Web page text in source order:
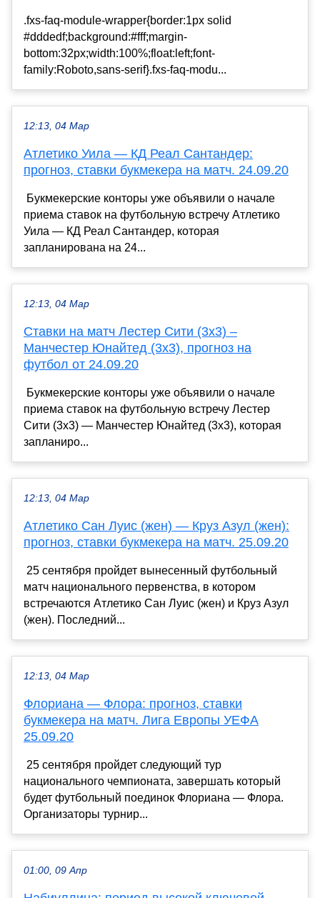
.fxs-faq-module-wrapper{border:1px solid
#dddedf;background:#fff;margin-
bottom:32px;width:100%;float:left;font-
family:Roboto,sans-serif}.fxs-faq-modu...
12:13, 04 Мар
Атлетико Уила — КД Реал Сантандер:
прогноз, ставки букмекера на матч. 24.09.20
Букмекерские конторы уже объявили о начале
приема ставок на футбольную встречу Атлетико
Уила — КД Реал Сантандер, которая
запланирована на 24...
12:13, 04 Мар
Ставки на матч Лестер Сити (3х3) –
Манчестер Юнайтед (3х3), прогноз на
футбол от 24.09.20
Букмекерские конторы уже объявили о начале
приема ставок на футбольную встречу Лестер
Сити (3х3) — Манчестер Юнайтед (3х3), которая
запланиро...
12:13, 04 Мар
Атлетико Сан Луис (жен) — Круз Азул (жен):
прогноз, ставки букмекера на матч. 25.09.20
25 сентября пройдет вынесенный футбольный
матч национального первенства, в котором
встречаются Атлетико Сан Луис (жен) и Круз Азул
(жен). Последний...
12:13, 04 Мар
Флориана — Флора: прогноз, ставки
букмекера на матч. Лига Европы УЕФА
25.09.20
25 сентября пройдет следующий тур
национального чемпионата, завершать который
будет футбольный поединок Флориана — Флора.
Организаторы турнир...
01:00, 09 Апр